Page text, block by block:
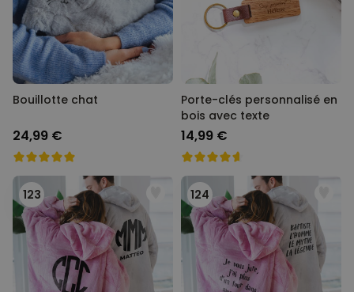
Personnalisable
Porte-clés mural personnalisé
avec photo et texte
24,99 €
Verre Aperol Spritz
personnalisé avec prénom
vendus
Personnalisable
Chaussettes personnalisées
avec votre animal de
compagnie
plus de
14.000
exemplaires
vendus
19,99 €
Bouillotte chat
24,99 €
Porte-clés personnalisé en
bois avec texte
14,99 €
123 124